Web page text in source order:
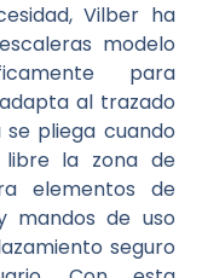
Vilber ha
modelo
para
al trazado
pliega cuando
libre la zona de
elementos de
mandos de uso
seguro